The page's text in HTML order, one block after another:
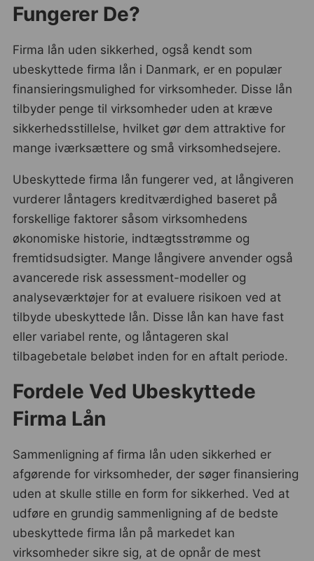
Fungerer De?
Firma lån uden sikkerhed, også kendt som
ubeskyttede firma lån i Danmark, er en populær
finansieringsmulighed for virksomheder. Disse lån
tilbyder penge til virksomheder uden at kræve
sikkerhedsstillelse, hvilket gør dem attraktive for
mange iværksættere og små virksomhedsejere.
Ubeskyttede firma lån fungerer ved, at långiveren
vurderer låntagers kreditværdighed baseret på
forskellige faktorer såsom virksomhedens
økonomiske historie, indtægtsstrømme og
fremtidsudsigter. Mange långivere anvender også
avancerede risk assessment-modeller og
analyseværktøjer for at evaluere risikoen ved at
tilbyde ubeskyttede lån. Disse lån kan have fast
eller variabel rente, og låntageren skal
tilbagebetale beløbet inden for en aftalt periode.
Fordele Ved Ubeskyttede
Firma Lån
Sammenligning af firma lån uden sikkerhed er
afgørende for virksomheder, der søger finansiering
uden at skulle stille en form for sikkerhed. Ved at
udføre en grundig sammenligning af de bedste
ubeskyttede firma lån på markedet kan
virksomheder sikre sig, at de opnår de mest